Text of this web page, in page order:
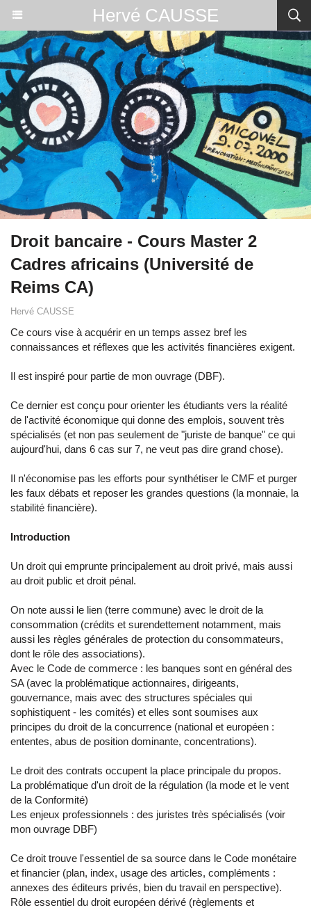
Hervé CAUSSE
Droit bancaire - Cours Master 2
Cadres africains (Université de
Reims CA)
Hervé CAUSSE
Ce cours vise à acquérir en un temps assez bref les
connaissances et réflexes que les activités financières exigent.
Il est inspiré pour partie de mon ouvrage (DBF).
Ce dernier est conçu pour orienter les étudiants vers la réalité
de l'activité économique qui donne des emplois, souvent très
spécialisés (et non pas seulement de "juriste de banque" ce qui
aujourd'hui, dans 6 cas sur 7, ne veut pas dire grand chose).
Il n'économise pas les efforts pour synthétiser le CMF et purger
les faux débats et reposer les grandes questions (la monnaie, la
stabilité financière).
Introduction
Un droit qui emprunte principalement au droit privé, mais aussi
au droit public et droit pénal.
On note aussi le lien (terre commune) avec le droit de la
consommation (crédits et surendettement notamment, mais
aussi les règles générales de protection du consommateurs,
dont le rôle des associations).
Avec le Code de commerce : les banques sont en général des
SA (avec la problématique actionnaires, dirigeants,
gouvernance, mais avec des structures spéciales qui
sophistiquent - les comités) et elles sont soumises aux
principes du droit de la concurrence (national et européen :
ententes, abus de position dominante, concentrations).
Le droit des contrats occupent la place principale du propos.
La problématique d'un droit de la régulation (la mode et le vent
de la Conformité)
Les enjeux professionnels : des juristes très spécialisés (voir
mon ouvrage DBF)
Ce droit trouve l'essentiel de sa source dans le Code monétaire
et financier (plan, index, usage des articles, compléments :
annexes des éditeurs privés, bien du travail en perspective).
Rôle essentiel du droit européen dérivé (règlements et